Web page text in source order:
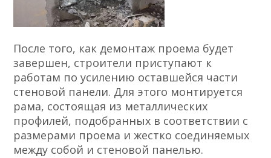
После того, как демонтаж проема будет
завершен, строители приступают к
работам по усилению оставшейся части
стеновой панели. Для этого монтируется
рама, состоящая из металлических
профилей, подобранных в соответствии с
размерами проема и жестко соединяемых
между собой и стеновой панелью.